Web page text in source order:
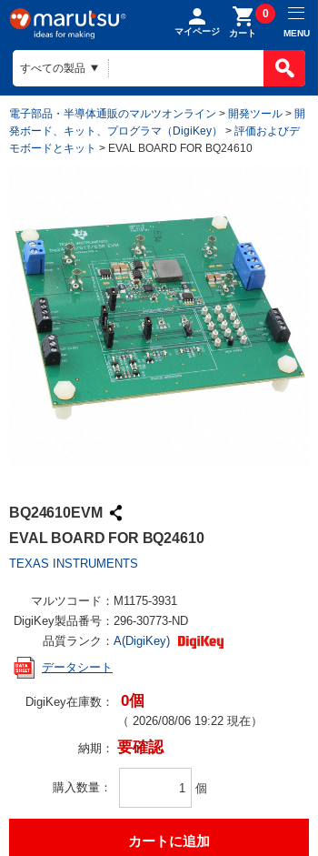
マイページ カート
0
MENU
電子部品・半導体通販のマルツオンライン > 開発ツール > 開
発ボード、キット、プログラマ（DigiKey）
> 評価およびデ
モボードとキット > EVAL BOARD FOR BQ24610
BQ24610EVM
EVAL BOARD FOR BQ24610
TEXAS INSTRUMENTS
マルツコード： M1175-3931
DigiKey製品番号： 296-30773-ND
品質ランク： A(DigiKey)
データシート
DigiKey在庫数： 0個
（ 2026/08/06 19:22 現在）
納期： 要確認
購入数量 個